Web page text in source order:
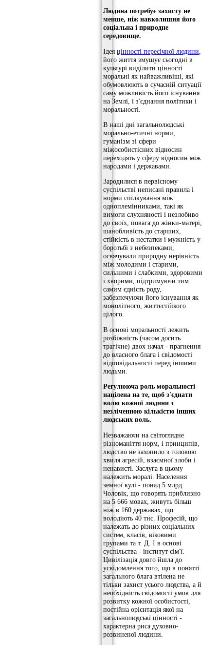
Людина потребує захисту не
менше, ніж навколишня його
соціальна і природне
середовище.
Ідея цінності пересічної людини
його життя змушує сьогодні в
культурі виділити цінності
моральні як найважливіші, які
обумовлюють в сучасній ситуації
саму можливість його існування
на Землі, і з'єднання політики і
моральності.
В наші дні загальнолюдські
морально-етичні норми,
гуманізм зі сфери
міжособистісних відносин
переходять у сферу відносин між
народами і державами.
Зародилися в первісному
суспільстві неписані правила і
норми спілкування між
одноплемінниками, такі як
вимоги слухняності і незлобиво
до своїх, повага до жінки-матері,
шанобливість до старших,
стійкість в нестатки і мужність у
боротьбі з небезпеками,
освячували природну нерівність
між молодими і старими,
сильними і слабкими, здоровими
і хворими, підтримуючи тим
самим єдність роду,
забезпечуючи його існування як
монолітного, життєстійкого
цілого.
В основі моральності лежить
розбіжність (часом досить
трагічне) двох начал - прагнення
до власного блага і свідомості
відповідальності перед іншими
людьми.
Регулююча роль моральності
націлена на те, щоб з'єднати
волю кожної людини з
незліченною кількістю інших
людських воль.
Незважаючи на світоглядне
різноманіття норм, і принципів,
людство не захопило з головою
хвиля агресій, взаємної злоби і
ненависті. Заслуга в цьому
належить моралі. Населення
земної кулі - понад 5 млрд.
Чоловік, що говорять приблизно
на 5 666 мовах, живуть більш
ніж в 160 державах, що
володіють 40 тис. Професій, що
належать до різних соціальних
систем, класів, віковими
групами та т. Д. І в основі
суспільства - інститут сім'ї.
Цивілізація довго йшла до
усвідомлення того, що в понятті
загального блага втілена не
тільки захист усього людства, а й
необхідність свідомості умов для
розвитку кожної особистості,
постійна орієнтація якої на
загальнолюдські цінності -
характерна риса духовно-
розвиненої людини.